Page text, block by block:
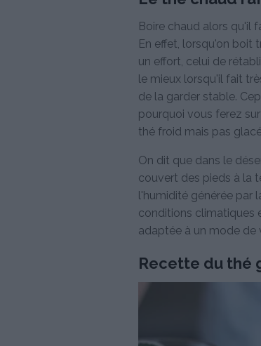
Boire chaud alors qu'il
En effet, lorsqu'on boit
un effort, celui de
le mieux lorsqu'il fait
de la garder stable.
pourquoi vous ferez
thé froid mais pas
On dit que dans le
couvert des pieds à la
l'humidité générée par
conditions climatiques
adaptée à un mode de
Recette du thé